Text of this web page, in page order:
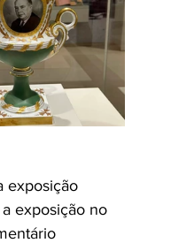
exposição
exposição no